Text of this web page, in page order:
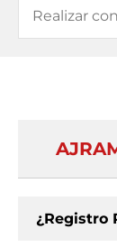
¿Registro